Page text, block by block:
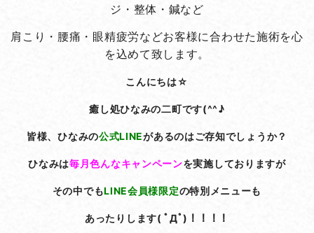
ジ・整体・鍼など
肩こり・腰痛・眼精疲労などお客様に合わせた施術を心
を込めて致します。
こんにちは☆
癒し処ひなみの二町です(^^♪
皆様、ひなみの公式LINEがあるのはご存知でしょうか？
ひなみは毎月色んなキャンペーンを実施しておりますが
その中でもLINE会員様限定の特別メニューも
あったりします( ﾟДﾟ)！！！！